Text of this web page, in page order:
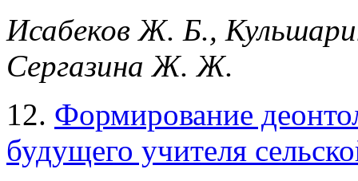
Исабеков Ж. Б.,
Сергазина Ж. Ж.
12. Формирование
будущего учителя